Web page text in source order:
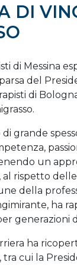
DI
di Messina
del
di
grande
un
rispetto
della
ha
generazioni
ha
cui la